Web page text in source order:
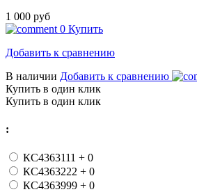
1 000 руб
0 Купить
Добавить к сравнению
В наличии Добавить к сравнению
Купить в один клик
Купить в один клик
:
КС4363111 + 0
КС4363222 + 0
КС4363999 + 0